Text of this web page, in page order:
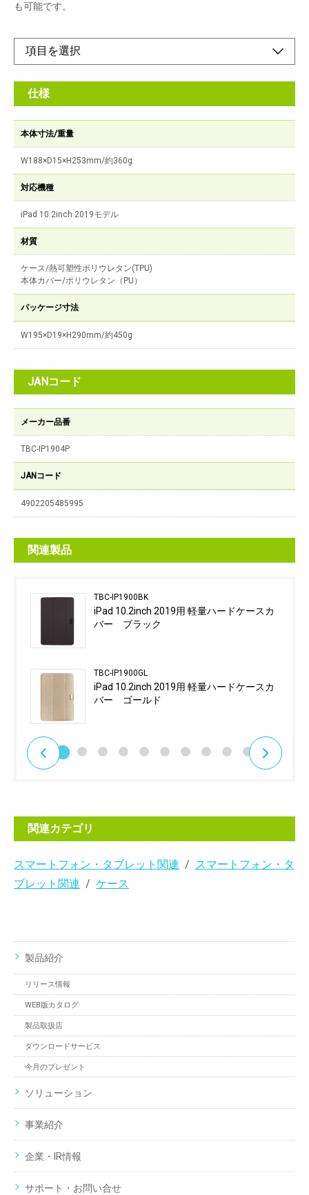
も可能です。
仕様
本体寸法/重量
W188×D15×H253mm/約360g
対応機種
iPad 10.2inch 2019モデル
材質
ケース/熱可塑性ポリウレタン(TPU)
本体カバー/ポリウレタン（PU）
パッケージ寸法
W195×D19×H290mm/約450g
JANコード
メーカー品番
TBC-IP1904P
JANコード
4902205485995
関連製品
TBC-IP1900BK
iPad 10.2inch 2019用 軽量ハードケースカ
バー ブラック
TBC-IP1900GL
iPad 10.2inch 2019用 軽量ハードケースカ
バー ゴールド
関連カテゴリ
スマートフォン・タブレット関連
スマートフォン・タ
ブレット関連
ケース
製品紹介
リリース情報
WEB版カタログ
製品取扱店
ダウンロードサービス
今月のプレゼント
ソリューション
事業紹介
企業・IR情報
サポート・お問い合せ